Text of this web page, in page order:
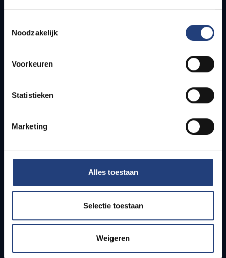
Noodzakelijk
Voorkeuren
Statistieken
Marketing
Alles toestaan
Selectie toestaan
Weigeren
Quick links
How to get to the VUB campuses
Students
PhD students
Teachers and secondary schools
Working students